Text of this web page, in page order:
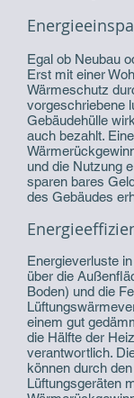
Egal ob Neubau
Erst mit einer
Wärmeschutz
vorgeschriebene
Gebäudehülle
auch bezahlt. Eine
und die Nutzung
sparen bares
des Gebäudes
Energieverluste
über die
Boden) und die
einem gut
die Hälfte der
verantwortlich.
können durch
Lüftungsgeräten